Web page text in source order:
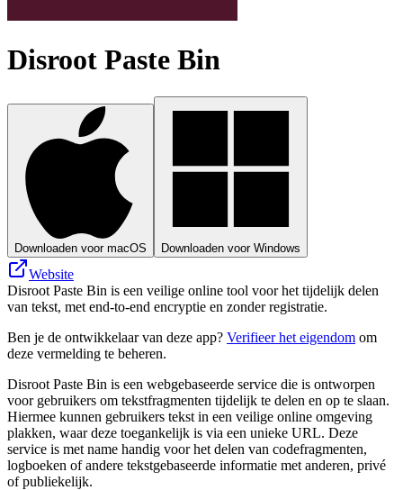
Disroot Paste Bin
Downloaden voor macOS Downloaden voor Windows
Website
Disroot Paste Bin is een veilige online tool voor het tijdelijk delen
van tekst, met end-to-end encryptie en zonder registratie.
Ben je de ontwikkelaar van deze app? Verifieer het eigendom om
deze vermelding te beheren.
Disroot Paste Bin is een webgebaseerde service die is ontworpen
voor gebruikers om tekstfragmenten tijdelijk te delen en op te slaan.
Hiermee kunnen gebruikers tekst in een veilige online omgeving
plakken, waar deze toegankelijk is via een unieke URL. Deze
service is met name handig voor het delen van codefragmenten,
logboeken of andere tekstgebaseerde informatie met anderen, privé
of publiekelijk.